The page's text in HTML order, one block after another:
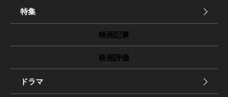
特集
映画記事
映画評価
ドラマ